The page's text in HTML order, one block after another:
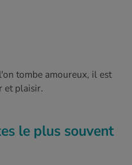
tombe amoureux, il est
et plaisir.
le plus souvent